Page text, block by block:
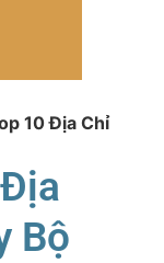
10 Địa Chỉ
Bộ